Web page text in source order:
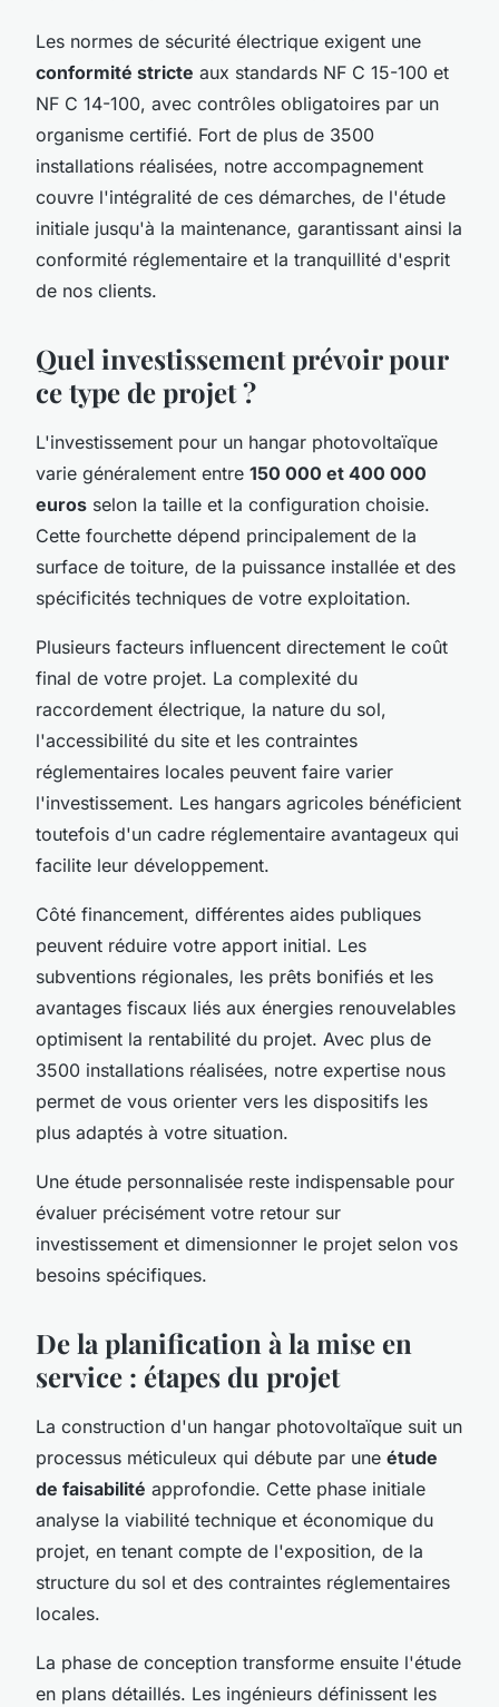
Les normes de sécurité électrique exigent une
conformité stricte aux standards NF C 15-100 et
NF C 14-100, avec contrôles obligatoires par un
organisme certifié. Fort de plus de 3500
installations réalisées, notre accompagnement
couvre l'intégralité de ces démarches, de l'étude
initiale jusqu'à la maintenance, garantissant ainsi la
conformité réglementaire et la tranquillité d'esprit
de nos clients.
Quel investissement prévoir pour
ce type de projet ?
L'investissement pour un hangar photovoltaïque
varie généralement entre 150 000 et 400 000
euros selon la taille et la configuration choisie.
Cette fourchette dépend principalement de la
surface de toiture, de la puissance installée et des
spécificités techniques de votre exploitation.
Plusieurs facteurs influencent directement le coût
final de votre projet. La complexité du
raccordement électrique, la nature du sol,
l'accessibilité du site et les contraintes
réglementaires locales peuvent faire varier
l'investissement. Les hangars agricoles bénéficient
toutefois d'un cadre réglementaire avantageux qui
facilite leur développement.
Côté financement, différentes aides publiques
peuvent réduire votre apport initial. Les
subventions régionales, les prêts bonifiés et les
avantages fiscaux liés aux énergies renouvelables
optimisent la rentabilité du projet. Avec plus de
3500 installations réalisées, notre expertise nous
permet de vous orienter vers les dispositifs les
plus adaptés à votre situation.
Une étude personnalisée reste indispensable pour
évaluer précisément votre retour sur
investissement et dimensionner le projet selon vos
besoins spécifiques.
De la planification à la mise en
service : étapes du projet
La construction d'un hangar photovoltaïque suit un
processus méticuleux qui débute par une étude
de faisabilité approfondie. Cette phase initiale
analyse la viabilité technique et économique du
projet, en tenant compte de l'exposition, de la
structure du sol et des contraintes réglementaires
locales.
La phase de conception transforme ensuite l'étude
en plans détaillés. Les ingénieurs définissent les